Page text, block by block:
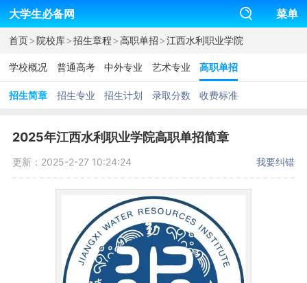
大学生必备网 菜单
首页>院校库>招生章程>高职单招>江西水利职业学院
学校概况 普通高考 中外专业 艺术专业 高职单招
招生简章 招生专业 招生计划 录取分数 收费标准
2025年江西水利职业学院高职单招简章
更新：2025-2-27 10:24:24 我要纠错